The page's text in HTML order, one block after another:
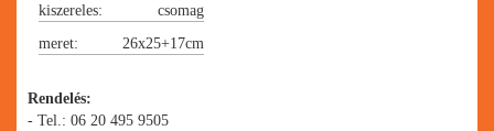
kiszereles:
csomag
meret:
26x25+17cm
Rendelés:
- Tel.: 06 20 495 9505